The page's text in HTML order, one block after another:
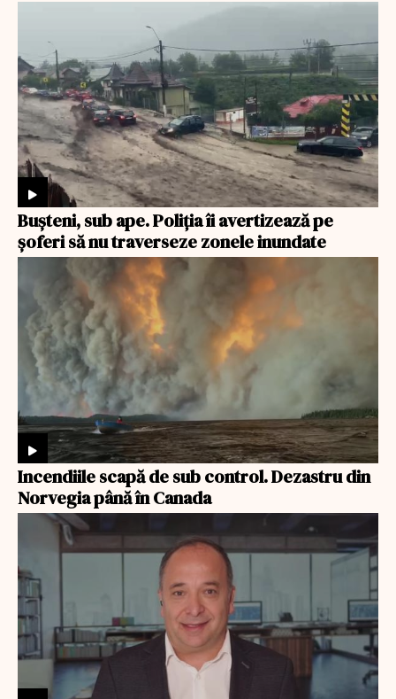
Bușteni, sub ape. Poliția îi avertizează pe
șoferi să nu traverseze zonele inundate
Incendiile scapă de sub control. Dezastru din
Norvegia până în Canada